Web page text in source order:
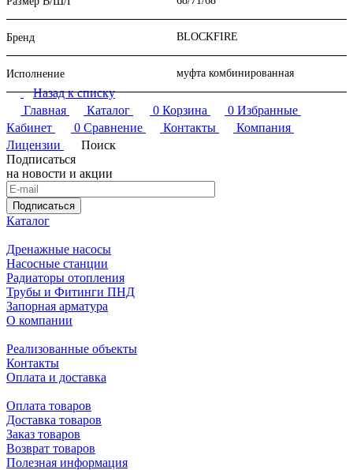
Бренд BLOCKFIRE
Исполнение муфта комбинированная
Назад к списку
Главная
Каталог 0 Корзина 0 Избранные
Кабинет
0 Сравнение Контакты
Компания
Лицензии
Поиск
Подписаться
на новости и акции
Подписаться
Каталог
Дренажные насосы
Насосные станции
Радиаторы отопления
Трубы и Фитинги ПНД
Запорная арматура
О компании
Реализованные объекты
Контакты
Оплата и доставка
Оплата товаров
Доставка товаров
Заказ товаров
Возврат товаров
Полезная информация